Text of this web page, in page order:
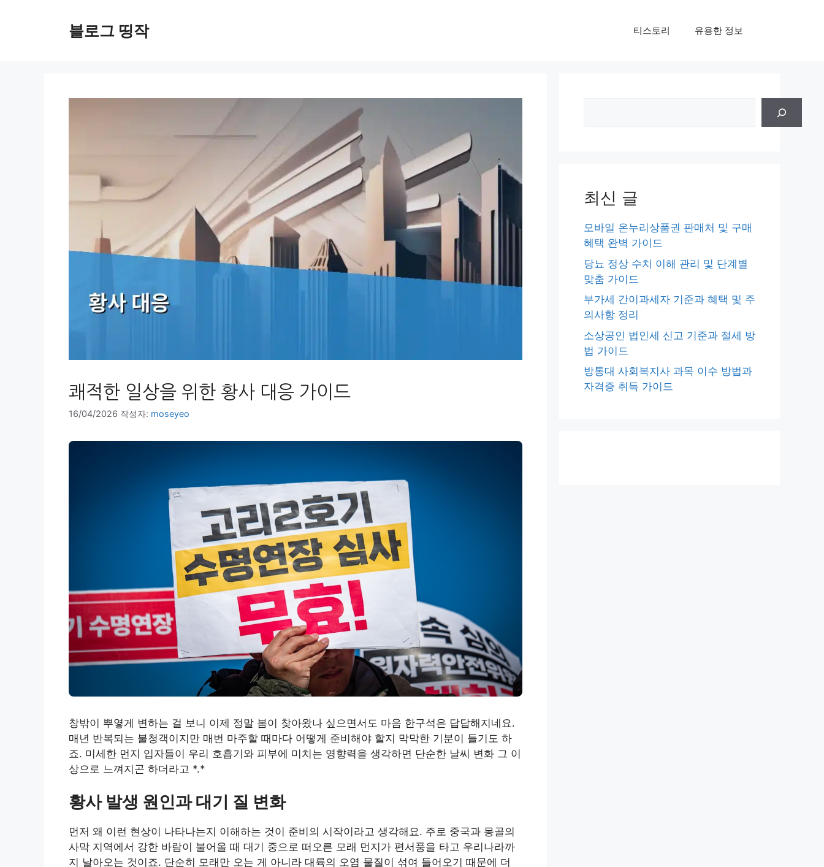
블로그 띵작 티스토리 유용한 정보
쾌적한 일상을 위한 황사 대응 가이드
16/04/2026 작성자: moseyeo
창밖이 뿌옇게 변하는 걸 보니 이제 정말 봄이 찾아왔나 싶으면서도 마음 한구석은 답답해지네요.
매년 반복되는 불청객이지만 매번 마주할 때마다 어떻게 준비해야 할지 막막한 기분이 들기도 하
죠. 미세한 먼지 입자들이 우리 호흡기와 피부에 미치는 영향력을 생각하면 단순한 날씨 변화 그 이
상으로 느껴지곤 하더라고 *.*
황사 발생 원인과 대기 질 변화
먼저 왜 이런 현상이 나타나는지 이해하는 것이 준비의 시작이라고 생각해요. 주로 중국과 몽골의
사막 지역에서 강한 바람이 불어올 때 대기 중으로 떠오른 모래 먼지가 편서풍을 타고 우리나라까
지 날아오는 것이죠. 단순히 모래만 오는 게 아니라 대륙의 오염 물질이 섞여 들어오기 때문에 더
최신 글
모바일 온누리상품권 판매처 및 구매
혜택 완벽 가이드
당뇨 정상 수치 이해 관리 및 단계별
맞춤 가이드
부가세 간이과세자 기준과 혜택 및 주
의사항 정리
소상공인 법인세 신고 기준과 절세 방
법 가이드
방통대 사회복지사 과목 이수 방법과
자격증 취득 가이드